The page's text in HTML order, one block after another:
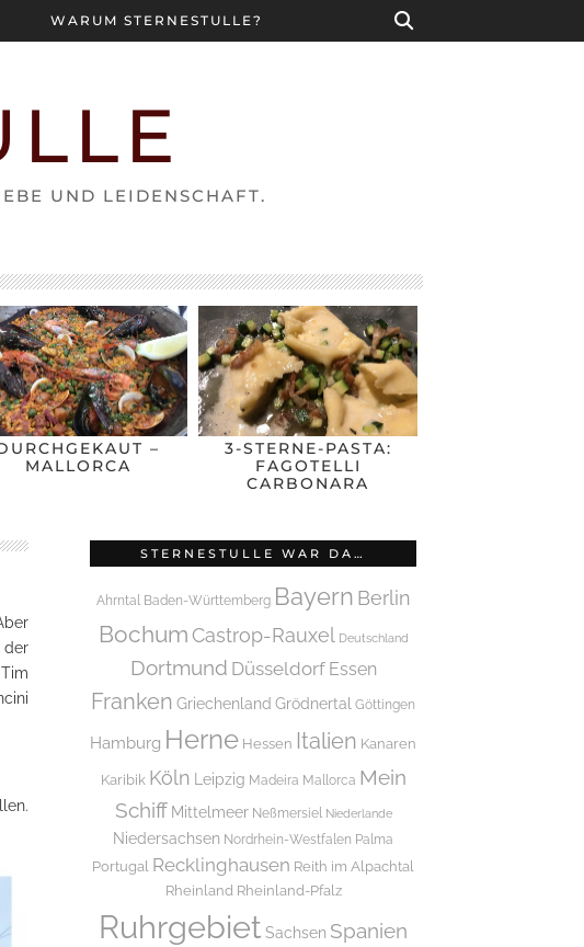
UND LEIDENSCHAFT.
WARUM STERNESTULLE?
–
MALLORCA
3-STERNE-PASTA:
FAGOTELLI
CARBONARA
der
STERNESTULLE WAR DA…
Ahrntal Baden-Württemberg Bayern Berlin
Bochum Castrop-Rauxel Deutschland
Dortmund Düsseldorf Essen
Franken Griechenland Grödnertal Göttingen
Hamburg Herne Hessen Italien Kanaren
Karibik Köln Leipzig Madeira Mallorca Mein
Schiff Mittelmeer Neßmersiel Niederlande
Niedersachsen Nordrhein-Westfalen Palma
Portugal Recklinghausen Reith im Alpachtal
Rheinland Rheinland-Pfalz
Ruhrgebiet Sachsen Spanien